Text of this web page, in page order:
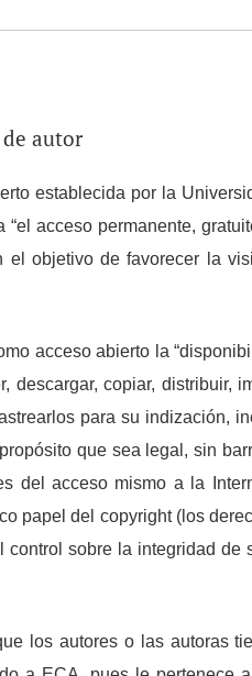
autor
establecida por la
acceso permanente,
el objetivo de favorecer la
acceso abierto la
descargar, copiar, distribuir,
para su indización,
que sea legal, sin
del acceso mismo a la
papel del copyright (los
sobre la integridad de
los autores o las autoras